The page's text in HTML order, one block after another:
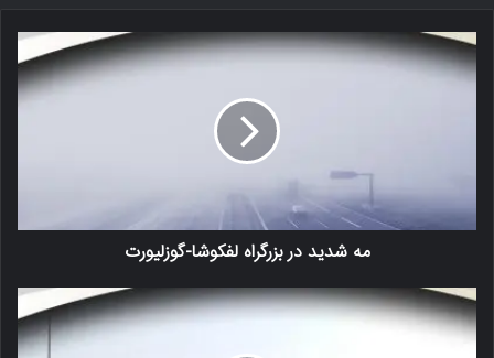
مه شدید در بزرگراه لفکوشا-گوزلیورت